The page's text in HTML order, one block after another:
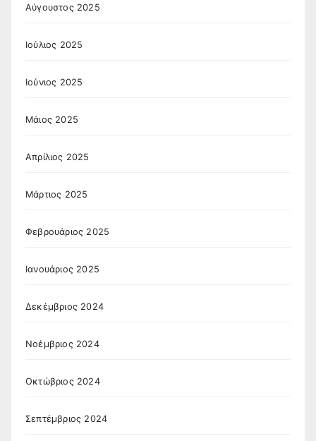
Αύγουστος 2025
Ιούλιος 2025
Ιούνιος 2025
Μάιος 2025
Απρίλιος 2025
Μάρτιος 2025
Φεβρουάριος 2025
Ιανουάριος 2025
Δεκέμβριος 2024
Νοέμβριος 2024
Οκτώβριος 2024
Σεπτέμβριος 2024